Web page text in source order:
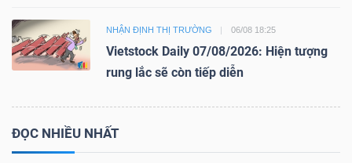
NHẬN ĐỊNH THỊ TRƯỜNG 06/08 18:25
Vietstock Daily 07/08/2026: Hiện tượng
rung lắc sẽ còn tiếp diễn
ĐỌC NHIỀU NHẤT